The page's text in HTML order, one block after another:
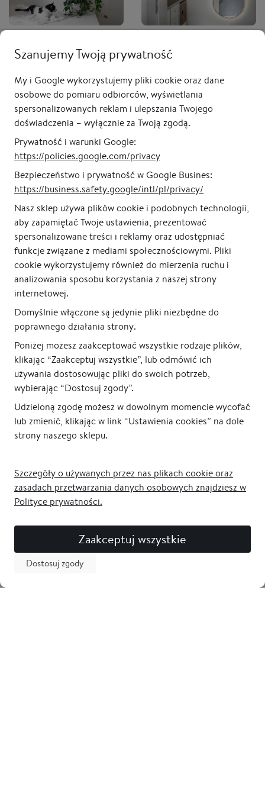
MINIMAL LED - w czarnej,
cienkiej ramie,
podświetlane, pionowe
od 1 045,00 zł
LONG LED - w złotej ramie,
podświetlane, pionowe
od 1 335,00 zł
100% gwarancja jakości Polski producent
Newsletter
Szanujemy Twoją prywatność
My i Google wykorzystujemy pliki cookie oraz dane
osobowe do pomiaru odbiorców, wyświetlania
spersonalizowanych reklam i ulepszania Twojego
doświadczenia – wyłącznie za Twoją zgodą.
Prywatność i warunki Google:
https://policies.google.com/privacy
Bezpieczeństwo i prywatność w Google Busines:
https://business.safety.google/intl/pl/privacy/
Nasz sklep używa plików cookie i podobnych technologii,
aby zapamiętać Twoje ustawienia, prezentować
spersonalizowane treści i reklamy oraz udostępniać
funkcje związane z mediami społecznościowymi. Pliki
cookie wykorzystujemy również do mierzenia ruchu i
analizowania sposobu korzystania z naszej strony
internetowej.
Domyślnie włączone są jedynie pliki niezbędne do
poprawnego działania strony.
Poniżej możesz zaakceptować wszystkie rodzaje plików,
klikając “Zaakceptuj wszystkie”, lub odmówić ich
używania dostosowując pliki do swoich potrzeb,
wybierając “Dostosuj zgody”.
Udzieloną zgodę możesz w dowolnym momencie wycofać
lub zmienić, klikając w link “Ustawienia cookies” na dole
strony naszego sklepu.
Szczegóły o używanych przez nas plikach cookie oraz
zasadach przetwarzania danych osobowych znajdziesz w
Polityce prywatności.
Dostosuj zgody
Zaakceptuj wszystkie